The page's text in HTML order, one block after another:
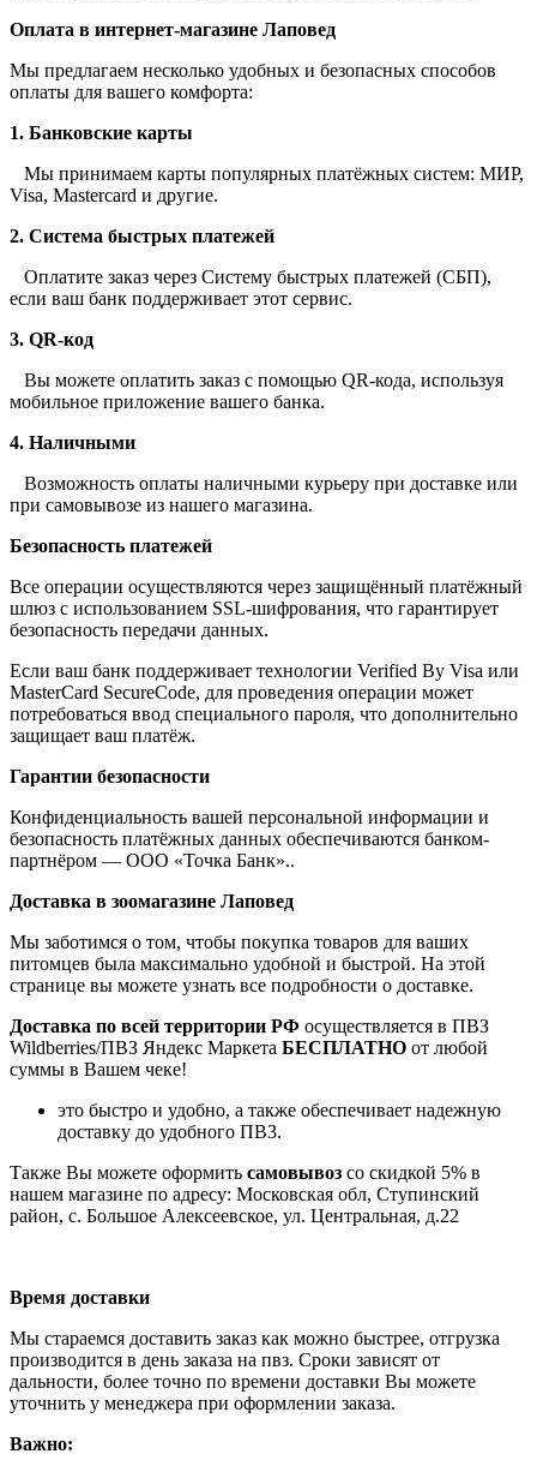
Оплата в интернет-магазине Лаповед
Мы предлагаем несколько удобных и безопасных способов
оплаты для вашего комфорта:
1. Банковские карты
Мы принимаем карты популярных платёжных систем: МИР,
Visa, Mastercard и другие.
2. Система быстрых платежей
Оплатите заказ через Систему быстрых платежей (СБП),
если ваш банк поддерживает этот сервис.
3. QR-код
Вы можете оплатить заказ с помощью QR-кода, используя
мобильное приложение вашего банка.
4. Наличными
Возможность оплаты наличными курьеру при доставке или
при самовывозе из нашего магазина.
Безопасность платежей
Все операции осуществляются через защищённый платёжный
шлюз с использованием SSL-шифрования, что гарантирует
безопасность передачи данных.
Если ваш банк поддерживает технологии Verified By Visa или
MasterCard SecureCode, для проведения операции может
потребоваться ввод специального пароля, что дополнительно
защищает ваш платёж.
Гарантии безопасности
Конфиденциальность вашей персональной информации и
безопасность платёжных данных обеспечиваются банком-
партнёром — ООО «Точка Банк»..
Доставка в зоомагазине Лаповед
Мы заботимся о том, чтобы покупка товаров для ваших
питомцев была максимально удобной и быстрой. На этой
странице вы можете узнать все подробности о доставке.
Доставка по всей территории РФ осуществляется в ПВЗ
Wildberries/ПВЗ Яндекс Маркета БЕСПЛАТНО от любой
суммы в Вашем чеке!
это быстро и удобно, а также обеспечивает надежную
доставку до удобного ПВ3.
Также Вы можете оформить самовывоз со скидкой 5% в
нашем магазине по адресу: Московская обл, Ступинский
район, с. Большое Алексеевское, ул. Центральная, д.22
Время доставки
Мы стараемся доставить заказ как можно быстрее, отгрузка
производится в день заказа на пвз. Сроки зависят от
дальности, более точно по времени доставки Вы можете
уточнить у менеджера при оформлении заказа.
Важно: